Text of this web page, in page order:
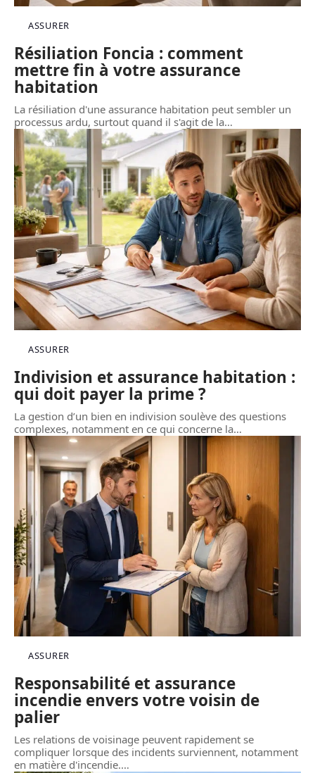
ASSURER
Résiliation Foncia : comment
mettre fin à votre assurance
habitation
La résiliation d'une assurance habitation peut sembler un
processus ardu, surtout quand il s'agit de la…
ASSURER
Indivision et assurance habitation :
qui doit payer la prime ?
La gestion d’un bien en indivision soulève des questions
complexes, notamment en ce qui concerne la…
ASSURER
Responsabilité et assurance
incendie envers votre voisin de
palier
Les relations de voisinage peuvent rapidement se
compliquer lorsque des incidents surviennent, notamment
en matière d'incendie.…